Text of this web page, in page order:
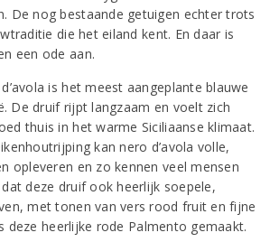
De nog bestaande getuigen echter trots
die het eiland kent. En daar is
een ode aan.
is het meest aangeplante blauwe
De druif rijpt langzaam en voelt zich
thuis in het warme Siciliaanse klimaat.
kan nero d’avola volle,
opleveren en zo kennen veel mensen
deze druif ook heerlijk soepele,
met tonen van vers rood fruit en fijne
deze heerlijke rode Palmento gemaakt.